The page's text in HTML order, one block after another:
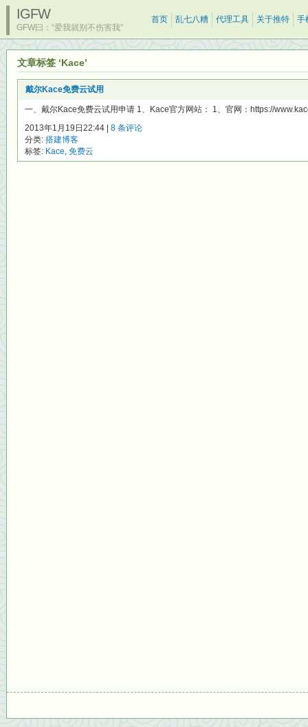
IGFW
GFW曰：“爱我就别不伤害我”
首页 乱七八糟 代理工具 关于推特 手
文章标签 ‘Kace’
戴尔Kace免费云试用
一、戴尔Kace免费云试用申请 1、Kace官方网站： 1、官网：https://
2013年1月19日22:44 | 8 条评论
分类: 搭建博客
标签: Kace, 免费云